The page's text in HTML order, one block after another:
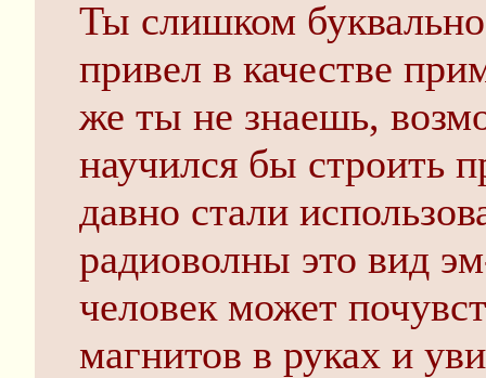
Ты слишком
привел в качестве
же ты не знаешь,
научился бы строить
давно стали
радиоволны это вид
человек может
магнитов в руках и